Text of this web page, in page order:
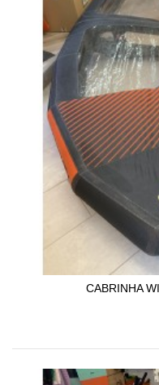
CABRINHA